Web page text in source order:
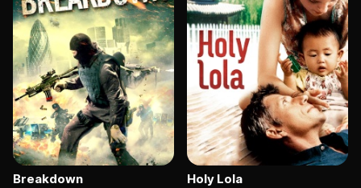
Breakdown Holy Lola